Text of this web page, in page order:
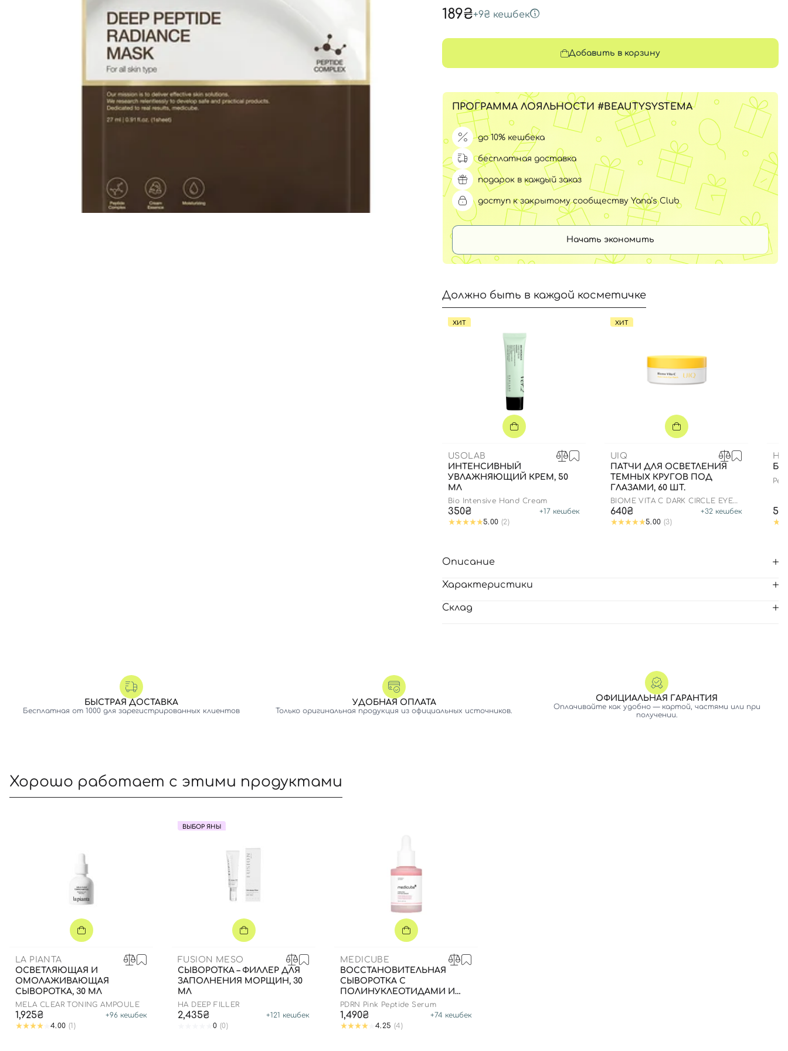
Для зоны век
Все товары
189₴+9₴ кешбек
Добавить в корзину
ПРОГРАММА ЛОЯЛЬНОСТИ #BEAUTYSYSTEMA
до 10% кешбека
бесплатная доставка
подарок в каждый заказ
доступ к закрытому сообществу Yana’s Club
Начать экономить
Должно быть в каждой косметичке
ХИТ
USOLAB
ИНТЕНСИВНЫЙ
УВЛАЖНЯЮЩИЙ КРЕМ, 50
МЛ
Bio Intensive Hand Cream
350₴ +17 кешбек
5.00 (2)
ХИТ
UIQ
ПАТЧИ ДЛЯ ОСВЕТЛЕНИЯ
ТЕМНЫХ КРУГОВ ПОД
ГЛАЗАМИ, 60 ШТ.
BIOME VITA C DARK CIRCLE EYE
PATCH
640₴ +32 кешбек
5.00 (3)
Описание
Характеристики
Склад
БЫСТРАЯ ДОСТАВКА
Бесплатная от 1000 для зарегистрированных клиентов
УДОБНАЯ ОПЛАТА
Только оригинальная продукция из официальных источников.
ОФИЦИАЛЬНАЯ ГАРАНТИЯ
Оплачивайте как удобно — картой, частями или при
получении.
Хорошо работает с этими продуктами
LA PIANTA
ОСВЕТЛЯЮЩАЯ И
ОМОЛАЖИВАЮЩАЯ
СЫВОРОТКА, 30 МЛ
MELA CLEAR TONING AMPOULE
1,925₴ +96 кешбек
4.00 (1)
ВЫБОР ЯНЫ
FUSION MESO
СЫВОРОТКА – ФИЛЛЕР ДЛЯ
ЗАПОЛНЕНИЯ МОРЩИН, 30
МЛ
HA DEEP FILLER
2,435₴ +121 кешбек
0 (0)
MEDICUBE
ВОССТАНОВИТЕЛЬНАЯ
СЫВОРОТКА С
ПОЛИНУКЛЕОТИДАМИ И
ПЕПТИДАМИ, 30 МЛ
PDRN Pink Peptide Serum
1,490₴ +74 кешбек
4.25 (4)
Вход Регистрация
Номер телефона